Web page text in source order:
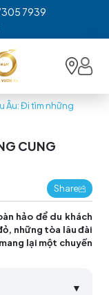
7939
Âu: Đi tìm những
CUNG
Share
hảo để du khách
những tòa lâu đài
lại một chuyến
▼